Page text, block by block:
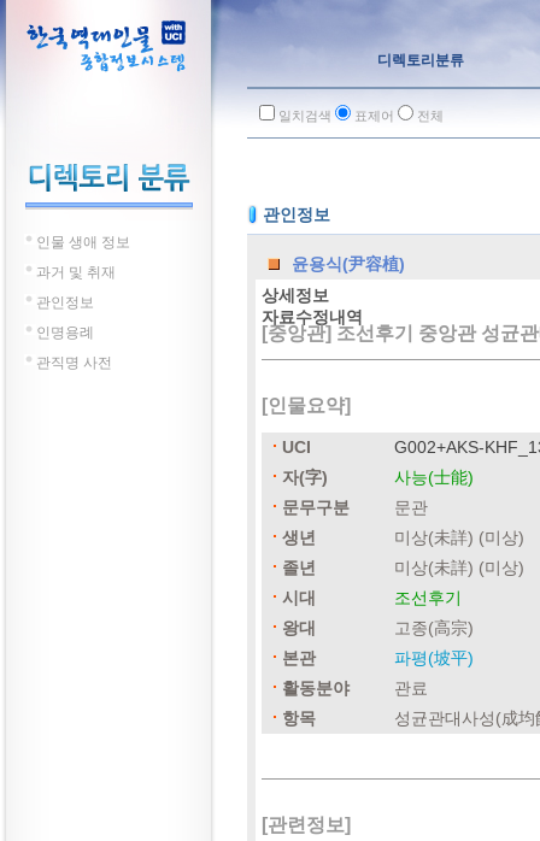
인물 생애 정보
과거 및 취재
관인정보
인명용례
관직명 사전
디렉토리분류
일치검색 표제어 전체
관인정보
윤용식(尹容植)
상세정보
자료수정내역
[중앙관] 조선후기 중앙관 성균
[인물요약]
UCI
G002+AKS-
자(字)
사능(士能)
문무구분
문관
생년
미상(未詳) (미상)
졸년
미상(未詳) (미상)
시대
조선후기
왕대
고종(高宗)
본관
파평(坡平)
활동분야
관료
항목
성균관대사성(成
[관련정보]